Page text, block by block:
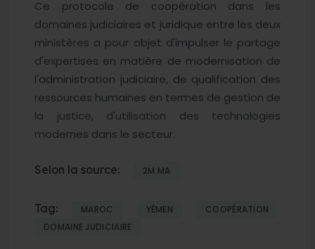
Ce protocole de coopération dans les
domaines judiciaires et juridique entre les deux
ministères a pour objet d'impulser le partage
d'expertises en matière de modernisation de
l'administration judiciaire, de qualification des
ressources humaines en termes de gestion de
la justice, d'utilisation des technologies
modernes dans le secteur.
Selon la source: 2M.MA
Tag: MAROC YÉMEN
COOPÉRATION
DOMAINE JUDICIAIRE